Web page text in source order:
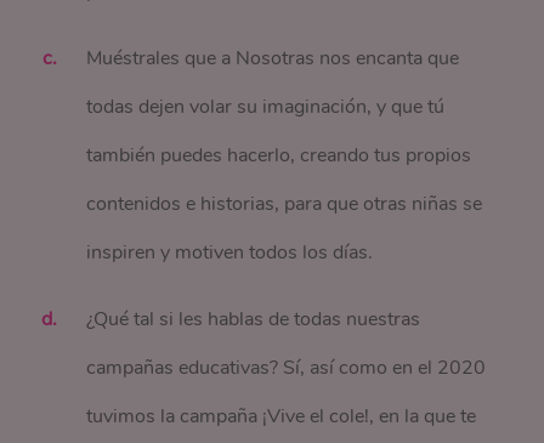
Muéstrales que a Nosotras nos encanta que
todas dejen volar su imaginación, y que tú
también puedes hacerlo, creando tus propios
contenidos e historias, para que otras niñas se
inspiren y motiven todos los días.
¿Qué tal si les hablas de todas nuestras
campañas educativas? Sí, así como en el 2020
tuvimos la campaña ¡Vive el cole!, en la que te